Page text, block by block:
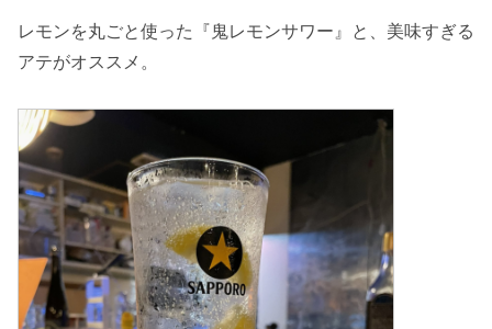
レモンを丸ごと使った『鬼レモンサワー』と、美味すぎる
アテがオススメ。